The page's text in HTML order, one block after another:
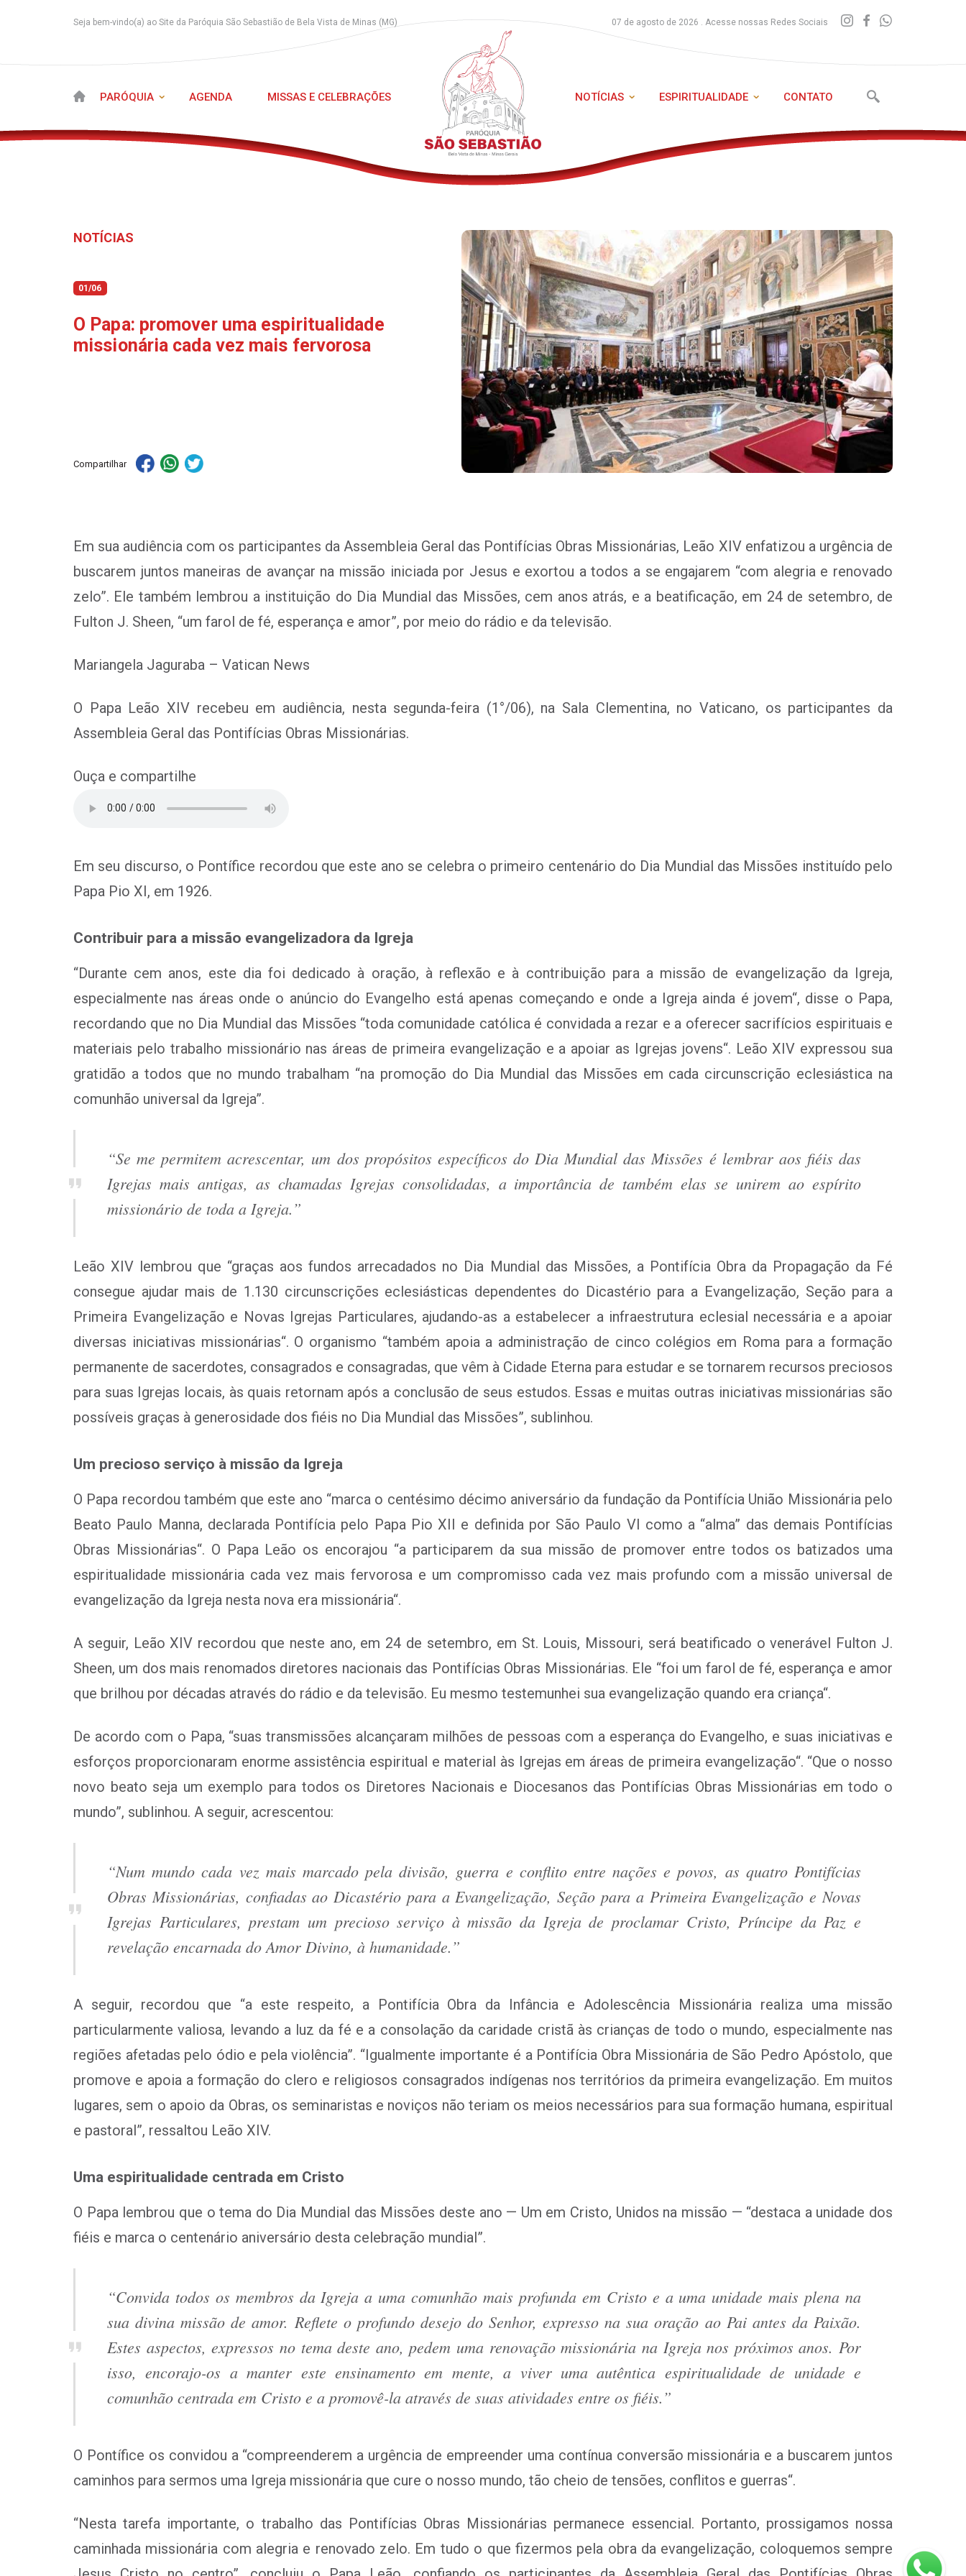
Seja bem-vindo(a) ao Site da Paróquia São Sebastião de Bela Vista de Minas (MG) 07 de agosto de 2026 . Acesse nossas Redes Sociais
PARÓQUIA AGENDA MISSAS E CELEBRAÇÕES NOTÍCIAS ESPIRITUALIDADE CONTATO
NOTÍCIAS
01/06
O Papa: promover uma espiritualidade
missionária cada vez mais fervorosa
Compartilhar
Em sua audiência com os participantes da Assembleia Geral das Pontifícias Obras Missionárias, Leão XIV enfatizou a urgência de
buscarem juntos maneiras de avançar na missão iniciada por Jesus e exortou a todos a se engajarem “com alegria e renovado
zelo”. Ele também lembrou a instituição do Dia Mundial das Missões, cem anos atrás, e a beatificação, em 24 de setembro, de
Fulton J. Sheen, “um farol de fé, esperança e amor”, por meio do rádio e da televisão.
Mariangela Jaguraba – Vatican News
O Papa Leão XIV recebeu em audiência, nesta segunda-feira (1°/06), na Sala Clementina, no Vaticano, os participantes da
Assembleia Geral das Pontifícias Obras Missionárias.
Ouça e compartilhe
Em seu discurso, o Pontífice recordou que este ano se celebra o primeiro centenário do Dia Mundial das Missões instituído pelo
Papa Pio XI, em 1926.
Contribuir para a missão evangelizadora da Igreja
“Durante cem anos, este dia foi dedicado à oração, à reflexão e à contribuição para a missão de evangelização da Igreja,
especialmente nas áreas onde o anúncio do Evangelho está apenas começando e onde a Igreja ainda é jovem“, disse o Papa,
recordando que no Dia Mundial das Missões “toda comunidade católica é convidada a rezar e a oferecer sacrifícios espirituais e
materiais pelo trabalho missionário nas áreas de primeira evangelização e a apoiar as Igrejas jovens“. Leão XIV expressou sua
gratidão a todos que no mundo trabalham “na promoção do Dia Mundial das Missões em cada circunscrição eclesiástica na
comunhão universal da Igreja”.
“Se me permitem acrescentar, um dos propósitos específicos do Dia Mundial das Missões é lembrar aos fiéis das
Igrejas mais antigas, as chamadas Igrejas consolidadas, a importância de também elas se unirem ao espírito
missionário de toda a Igreja.”
Leão XIV lembrou que “graças aos fundos arrecadados no Dia Mundial das Missões, a Pontifícia Obra da Propagação da Fé
consegue ajudar mais de 1.130 circunscrições eclesiásticas dependentes do Dicastério para a Evangelização, Seção para a
Primeira Evangelização e Novas Igrejas Particulares, ajudando-as a estabelecer a infraestrutura eclesial necessária e a apoiar
diversas iniciativas missionárias“. O organismo “também apoia a administração de cinco colégios em Roma para a formação
permanente de sacerdotes, consagrados e consagradas, que vêm à Cidade Eterna para estudar e se tornarem recursos preciosos
para suas Igrejas locais, às quais retornam após a conclusão de seus estudos. Essas e muitas outras iniciativas missionárias são
possíveis graças à generosidade dos fiéis no Dia Mundial das Missões”, sublinhou.
Um precioso serviço à missão da Igreja
O Papa recordou também que este ano “marca o centésimo décimo aniversário da fundação da Pontifícia União Missionária pelo
Beato Paulo Manna, declarada Pontifícia pelo Papa Pio XII e definida por São Paulo VI como a “alma” das demais Pontifícias
Obras Missionárias“. O Papa Leão os encorajou “a participarem da sua missão de promover entre todos os batizados uma
espiritualidade missionária cada vez mais fervorosa e um compromisso cada vez mais profundo com a missão universal de
evangelização da Igreja nesta nova era missionária“.
A seguir, Leão XIV recordou que neste ano, em 24 de setembro, em St. Louis, Missouri, será beatificado o venerável Fulton J.
Sheen, um dos mais renomados diretores nacionais das Pontifícias Obras Missionárias. Ele “foi um farol de fé, esperança e amor
que brilhou por décadas através do rádio e da televisão. Eu mesmo testemunhei sua evangelização quando era criança“.
De acordo com o Papa, “suas transmissões alcançaram milhões de pessoas com a esperança do Evangelho, e suas iniciativas e
esforços proporcionaram enorme assistência espiritual e material às Igrejas em áreas de primeira evangelização“. “Que o nosso
novo beato seja um exemplo para todos os Diretores Nacionais e Diocesanos das Pontifícias Obras Missionárias em todo o
mundo”, sublinhou. A seguir, acrescentou:
“Num mundo cada vez mais marcado pela divisão, guerra e conflito entre nações e povos, as quatro Pontifícias
Obras Missionárias, confiadas ao Dicastério para a Evangelização, Seção para a Primeira Evangelização e Novas
Igrejas Particulares, prestam um precioso serviço à missão da Igreja de proclamar Cristo, Príncipe da Paz e
revelação encarnada do Amor Divino, à humanidade.”
A seguir, recordou que “a este respeito, a Pontifícia Obra da Infância e Adolescência Missionária realiza uma missão
particularmente valiosa, levando a luz da fé e a consolação da caridade cristã às crianças de todo o mundo, especialmente nas
regiões afetadas pelo ódio e pela violência”. “Igualmente importante é a Pontifícia Obra Missionária de São Pedro Apóstolo, que
promove e apoia a formação do clero e religiosos consagrados indígenas nos territórios da primeira evangelização. Em muitos
lugares, sem o apoio da Obras, os seminaristas e noviços não teriam os meios necessários para sua formação humana, espiritual
e pastoral”, ressaltou Leão XIV.
Uma espiritualidade centrada em Cristo
O Papa lembrou que o tema do Dia Mundial das Missões deste ano — Um em Cristo, Unidos na missão — “destaca a unidade dos
fiéis e marca o centenário aniversário desta celebração mundial”.
“Convida todos os membros da Igreja a uma comunhão mais profunda em Cristo e a uma unidade mais plena na
sua divina missão de amor. Reflete o profundo desejo do Senhor, expresso na sua oração ao Pai antes da Paixão.
Estes aspectos, expressos no tema deste ano, pedem uma renovação missionária na Igreja nos próximos anos. Por
isso, encorajo-os a manter este ensinamento em mente, a viver uma autêntica espiritualidade de unidade e
comunhão centrada em Cristo e a promovê-la através de suas atividades entre os fiéis.”
O Pontífice os convidou a “compreenderem a urgência de empreender uma contínua conversão missionária e a buscarem juntos
caminhos para sermos uma Igreja missionária que cure o nosso mundo, tão cheio de tensões, conflitos e guerras“.
“Nesta tarefa importante, o trabalho das Pontifícias Obras Missionárias permanece essencial. Portanto, prossigamos nossa
caminhada missionária com alegria e renovado zelo. Em tudo o que fizermos pela obra da evangelização, coloquemos sempre